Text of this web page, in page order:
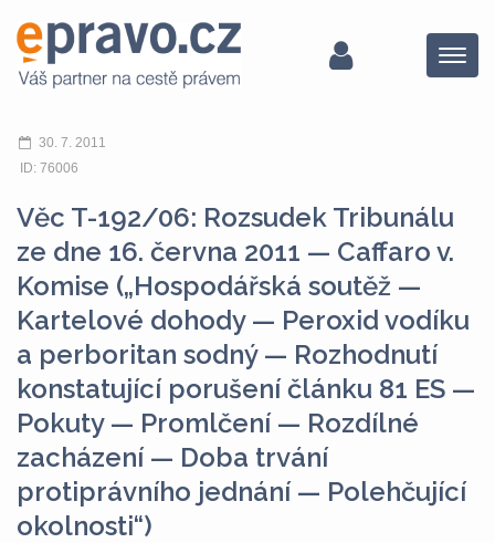
Menu
30. 7. 2011
ID: 76006
Věc T-192/06: Rozsudek Tribunálu
ze dne 16. června 2011 — Caffaro v.
Komise („Hospodářská soutěž —
Kartelové dohody — Peroxid vodíku
a perboritan sodný — Rozhodnutí
konstatující porušení článku 81 ES —
Pokuty — Promlčení — Rozdílné
zacházení — Doba trvání
protiprávního jednání — Polehčující
okolnosti“)